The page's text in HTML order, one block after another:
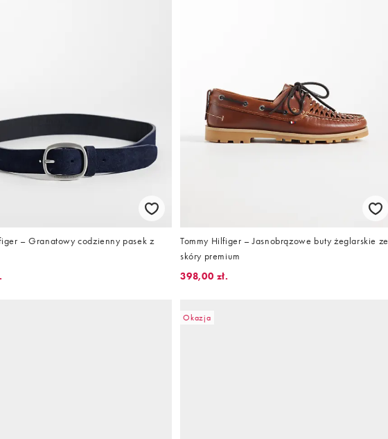
– Granatowy codzienny pasek z
Tommy Hilfiger – Jasnobrązowe buty żeglarskie ze
skóry premium
398,00 zł.
Okazja